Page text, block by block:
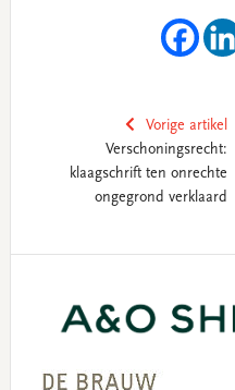
Vorige artikel
Verschoningsrecht:
klaagschrift ten onrechte
ongegrond verklaard